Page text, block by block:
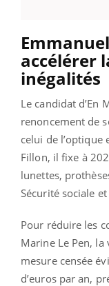
accélérer
inégalités
Le candidat d’En
renoncement de
celui de l’optique
Fillon, il fixe à
lunettes,
Sécurité sociale
Pour réduire les
Marine Le Pen, la
mesure censée
d’euros par an,